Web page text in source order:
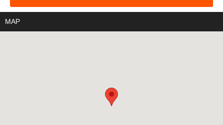
MAP